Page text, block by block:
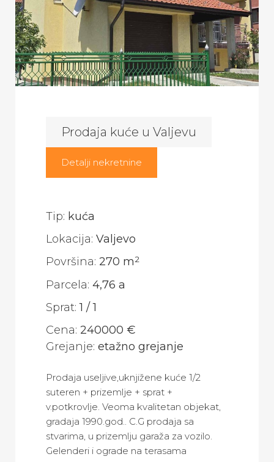
Prodaja kuće u Valjevu
Detalji nekretnine
Tip: kuća
Lokacija: Valjevo
Površina: 270 m2
Parcela: 4,76 a
Sprat:1 /1
Cena: 240000 €
Grejanje: etažno grejanje
Prodaja useljive,uknjižene kuće 1/2
suteren + prizemlje + sprat +
v.potkrovlje. Veoma kvalitetan objekat,
gradaja 1990.god.. C.G prodaja sa
stvarima, u prizemlju garaža za vozilo.
Gelenderi i ograde na terasama